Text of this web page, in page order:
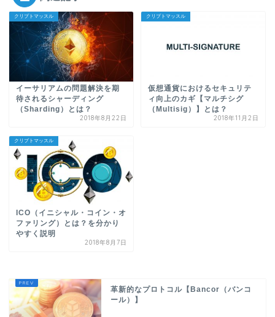
クリプトマッスル
イーサリアムの問題解決を期
待されるシャーディング
（Sharding）とは？
2018年8月22日
クリプトマッスル
仮想通貨におけるセキュリテ
ィ向上のカギ【マルチシグ
（Multisig）】とは？
2018年11月2日
クリプトマッスル
ICO（イニシャル・コイン・オ
ファリング）とは？を分かり
やすく説明
2018年8月7日
革新的なプロトコル【Bancor（バンコ
ール）】